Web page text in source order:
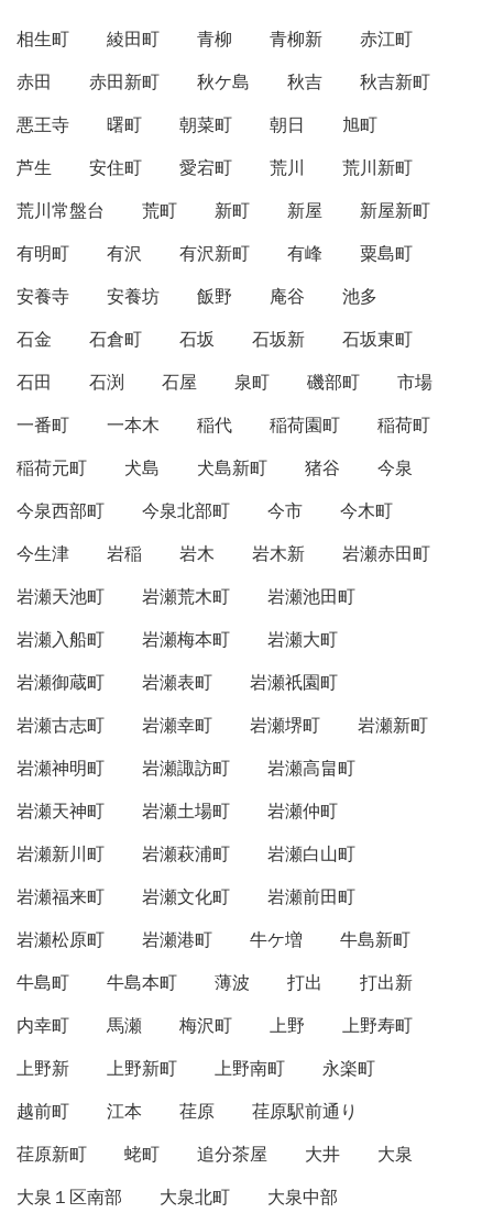
相生町 綾田町 青柳 青柳新
赤江町
赤田
赤田新町 秋ケ島 秋吉
秋吉新町
悪王寺
曙町 朝菜町 朝日
旭町
芦生
安住町 愛宕町 荒川
荒川新町
荒川常盤台
荒町 新町 新屋
新屋新町
有明町
有沢 有沢新町 有峰
粟島町
安養寺
安養坊 飯野 庵谷
池多
石金
石倉町 石坂 石坂新
石坂東町
石田
石渕 石屋 泉町 磯部町
市場
一番町
一本木 稲代 稲荷園町
稲荷町
稲荷元町
犬島 犬島新町 猪谷
今泉
今泉西部町
今泉北部町 今市
今木町
今生津
岩稲 岩木 岩木新
岩瀬赤田町
岩瀬天池町
岩瀬荒木町
岩瀬池田町
岩瀬入船町
岩瀬梅本町
岩瀬大町
岩瀬御蔵町
岩瀬表町
岩瀬祇園町
岩瀬古志町
岩瀬幸町 岩瀬堺町
岩瀬新町
岩瀬神明町
岩瀬諏訪町
岩瀬高畠町
岩瀬天神町
岩瀬土場町
岩瀬仲町
岩瀬新川町
岩瀬萩浦町
岩瀬白山町
岩瀬福来町
岩瀬文化町
岩瀬前田町
岩瀬松原町
岩瀬港町 牛ケ増
牛島新町
牛島町
牛島本町 薄波 打出
打出新
内幸町
馬瀬 梅沢町 上野
上野寿町
上野新
上野新町 上野南町
永楽町
越前町
江本 荏原
荏原駅前通り
荏原新町
蛯町 追分茶屋 大井
大泉
大泉１区南部
大泉北町
大泉中部